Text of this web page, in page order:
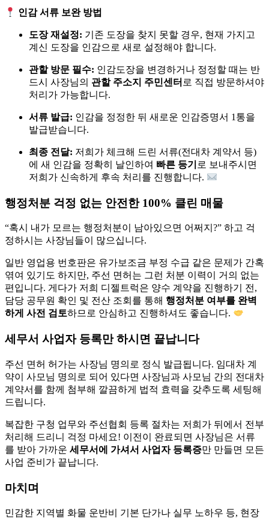
인감 서류 보완 방법
도장 재설정: 기존 도장을 찾지 못할 경우, 현재 가지고
계신 도장을 인감으로 새로 설정해야 합니다.
관할 방문 필수: 인감도장을 변경하거나 정정할 때는 반
드시 사장님의 관할 주소지 주민센터 로 직접 방문하셔야
처리가 가능합니다.
서류 발급: 인감을 정정한 뒤 새로운 인감증명서 1통을
발급받습니다.
최종 전달: 저희가 체크해 드린 서류(전대차 계약서 등)
에 새 인감을 정확히 날인하여 빠른 등기 로 보내주시면
저희가 신속하게 후속 처리를 진행합니다.
행정처분 걱정 없는 안전한 100% 클린 매물
“혹시 내가 모르는 행정처분이 남아있으면 어쩌지?” 하고 걱
정하시는 사장님들이 많으십니다.
일반 영업용 번호판은 유가보조금 부정 수급 같은 문제가 간혹
엮여 있기도 하지만, 주선 면허는 그런 처분 이력이 거의 없는
편입니다. 게다가 저희 디젤트럭은 양수 계약을 진행하기 전,
담당 공무원 확인 및 전산 조회를 통해 행정처분 여부를 완벽
하게 사전 검토하므로 안심하고 진행하셔도 좋습니다.
세무서 사업자 등록만 하시면 끝납니다
주선 면허 허가는 사장님 명의로 정식 발급됩니다. 임대차 계
약이 사모님 명의로 되어 있다면 사장님과 사모님 간의 전대차
계약서를 함께 첨부해 깔끔하게 법적 효력을 갖추도록 세팅해
드립니다.
복잡한 구청 업무와 주선협회 등록 절차는 저희가 뒤에서 전부
처리해 드리니 걱정 마세요! 이전이 완료되면 사장님은 서류
를 받아 가까운 세무서에 가셔서 사업자 등록증만 만들면 모든
사업 준비가 끝납니다.
마치며
민감한 지역별 화물 운반비 기본 단가나 실무 노하우 등, 현장